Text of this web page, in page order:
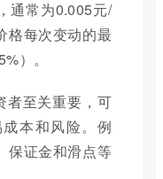
通常为0.005元/
格每次变动的最
）。
者至关重要，可
本和风险。例
保证金和滑点等